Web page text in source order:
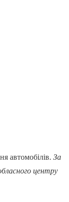
автомобілів. За
центру